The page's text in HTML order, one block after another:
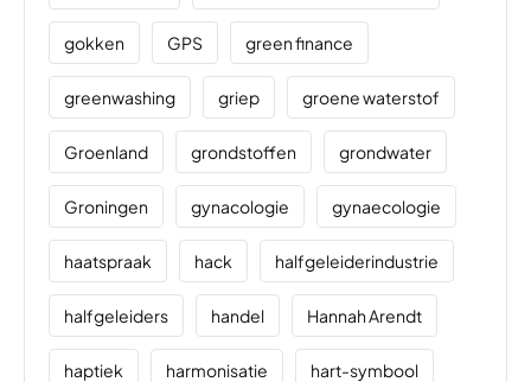
gokken GPS green finance
greenwashing griep groene waterstof
Groenland grondstoffen grondwater
Groningen gynacologie gynaecologie
haatspraak hack halfgeleiderindustrie
halfgeleiders handel Hannah Arendt
haptiek harmonisatie hart-symbool